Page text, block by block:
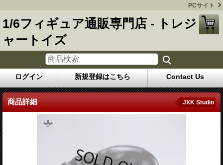
PCサイト
1/6フィギュア通販専門店 - トレジ
ャートイズ
ログイン 新規登録はこちら Contact Us
商品詳細 JXK Studio